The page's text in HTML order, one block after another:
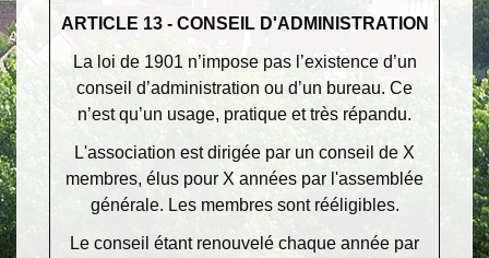
ARTICLE 13 - CONSEIL D'ADMINISTRATION
La loi de 1901 n’impose pas l’existence d’un
conseil d’administration ou d’un bureau. Ce
n’est qu’un usage, pratique et très répandu.
L'association est dirigée par un conseil de X
membres, élus pour X années par l'assemblée
générale. Les membres sont rééligibles.
Le conseil étant renouvelé chaque année par